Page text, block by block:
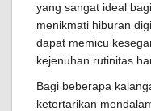
yang sangat ideal
menikmati hiburan
dapat memicu
kejenuhan rutinitas
Bagi beberapa
ketertarikan